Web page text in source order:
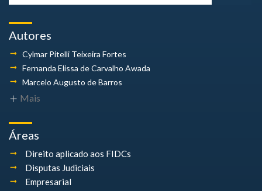
Autores
Cylmar Pitelli Teixeira Fortes
Fernanda Elissa de Carvalho Awada
Marcelo Augusto de Barros
Mais
Áreas
Direito aplicado aos FIDCs
Disputas Judiciais
Empresarial